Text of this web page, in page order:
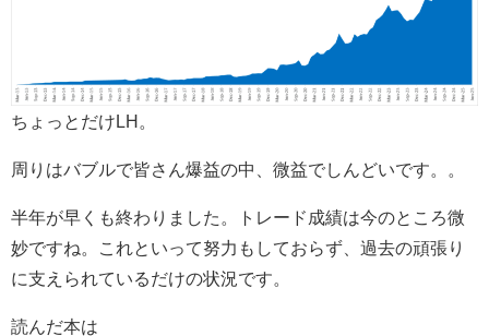
ちょっとだけLH。
周りはバブルで皆さん爆益の中、微益でしんどいです。。
半年が早くも終わりました。トレード成績は今のところ微
妙ですね。これといって努力もしておらず、過去の頑張り
に支えられているだけの状況です。
読んだ本は